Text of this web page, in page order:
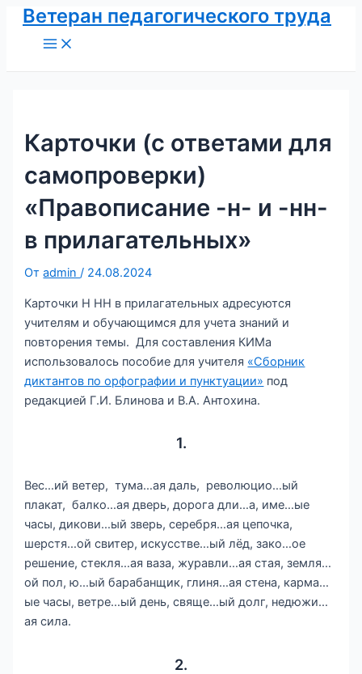
Перейти
Ветеран педагогического труда
Main
Menu
Карточки (с ответами для
самопроверки)
«Правописание -н- и -нн-
в прилагательных»
Отadmin/ 24.08.2024
Карточки Н НН в прилагательных адресуются
учителям и обучающимся для учета знаний и
повторения темы. Для составления КИМа
использовалось пособие для учителя «Сборник
диктантов по орфографии и пунктуации» под
редакцией Г.И. Блинова и В.А. Антохина.
1.
Вес…ий ветер, тума…ая даль, революцио…ый
плакат, балко…ая дверь, дорога дли…а, име…ые
часы, дикови…ый зверь, серебря…ая цепочка,
шерстя…ой свитер, искусстве…ый лёд, зако…ое
решение, стекля…ая ваза, журавли…ая стая, земля…
ой пол, ю…ый барабанщик, глиня…ая стена, карма…
ые часы, ветре…ый день, свяще…ый долг, недюжи…
ая сила.
2.